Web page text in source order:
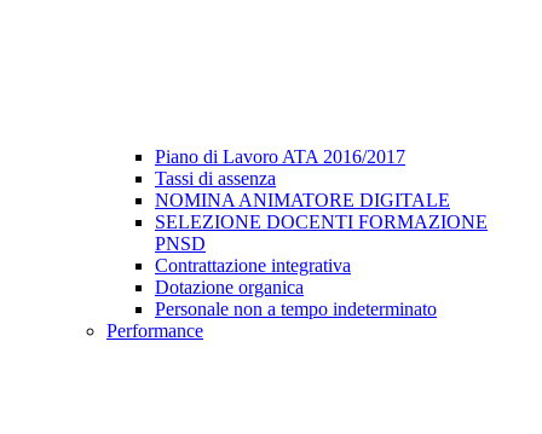
Piano di Lavoro ATA 2016/2017
Tassi di assenza
NOMINA ANIMATORE DIGITALE
SELEZIONE DOCENTI FORMAZIONE
PNSD
Contrattazione integrativa
Dotazione organica
Personale non a tempo indeterminato
Performance